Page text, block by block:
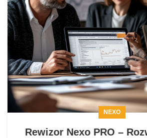
NEXO
Rewizor Nexo PRO –